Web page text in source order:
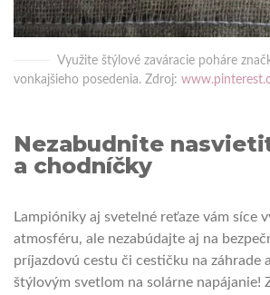
Využite štýlové zaváracie poháre
vonkajšieho posedenia. Zdroj:
Nezabudnite
a chodníčky
Lampióniky aj svetelné reťaze vám síce
atmosféru, ale nezabúdajte aj na
príjazdovú cestu či cestičku na záhrade
štýlovým svetlom na solárne napájanie!